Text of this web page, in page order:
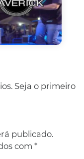
Seja o primeiro
publicado.
com *